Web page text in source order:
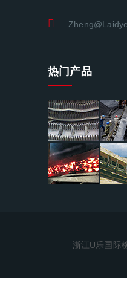
热门产品
浙江U乐国际